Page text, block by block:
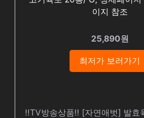
25,890원
최저가 보러가기
!!TV방송상품!! [자연애벗] 발효